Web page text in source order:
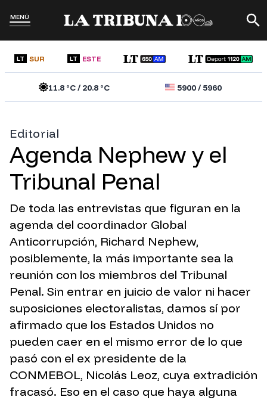
MENÚ
LT SUR LT ESTE
11.8°C /20.8°C 5900/5960
Editorial
Agenda Nephew y el
Tribunal Penal
De toda las entrevistas que figuran en la
agenda del coordinador Global
Anticorrupción, Richard Nephew,
posiblemente, la más importante sea la
reunión con los miembros del Tribunal
Penal. Sin entrar en juicio de valor ni hacer
suposiciones electoralistas, damos sí por
afirmado que los Estados Unidos no
pueden caer en el mismo error de lo que
pasó con el ex presidente de la
CONMEBOL, Nicolás Leoz, cuya extradición
fracasó. Eso en el caso que haya alguna